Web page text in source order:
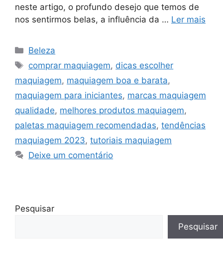
neste artigo, o profundo desejo que temos de
nos sentirmos belas, a influência da … Ler mais
Categorias
Beleza
Tags
comprar maquiagem, dicas escolher
maquiagem, maquiagem boa e barata,
maquiagem para iniciantes, marcas maquiagem
qualidade, melhores produtos maquiagem,
paletas maquiagem recomendadas, tendências
maquiagem 2023, tutoriais maquiagem
Deixe um comentário
Pesquisar
Pesquisar